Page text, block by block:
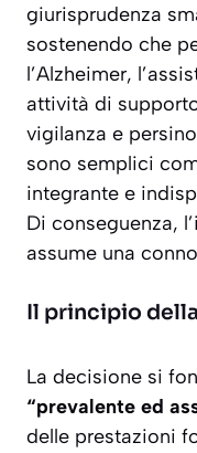
giurisprudenza
sostenendo che
l’Alzheimer,
attività di
vigilanza e
sono semplici
integrante e
Di conseguenza,
assume una
Il principio
La decisione si
“prevalente ed
delle prestazioni